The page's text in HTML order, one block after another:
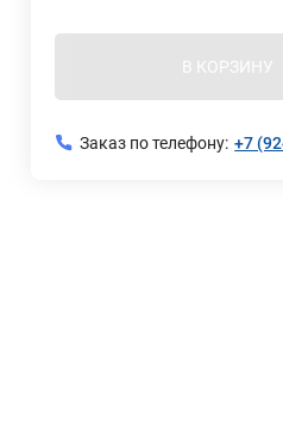
В КОРЗИНУ
Заказ по телефону: +7